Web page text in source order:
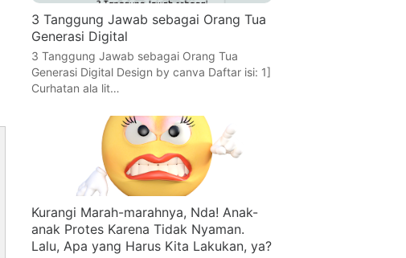
3 Tanggung Jawab sebagai Orang Tua
Generasi Digital
3 Tanggung Jawab sebagai Orang Tua
Generasi Digital Design by canva Daftar isi: 1]
Curhatan ala lit…
Kurangi Marah-marahnya, Nda! Anak-
anak Protes Karena Tidak Nyaman.
Lalu, Apa yang Harus Kita Lakukan, ya?